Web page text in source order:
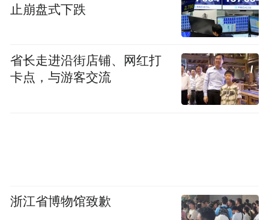
止崩盘式下跌
省长走进沿街店铺、网红打
卡点，与游客交流
浙江省博物馆致歉